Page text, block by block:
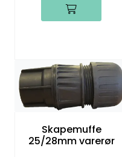
Skapemuffe
25/28mm varerør